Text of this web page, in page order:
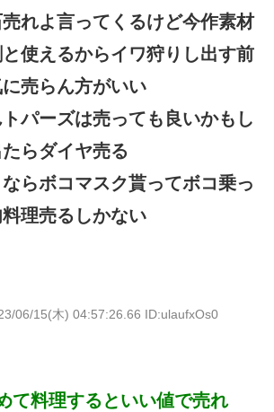
れよ言ってくるけど今作素材
使えるからイワ狩りし出す前
売らん方がいい
パーズは売っても良いかもし
らダイヤ売る
らボコマスク貰ってボコ乗っ
理売るしかない
06/15(木) 04:57:26.66 ID:ulaufxOs0
て料理するといい値で売れ